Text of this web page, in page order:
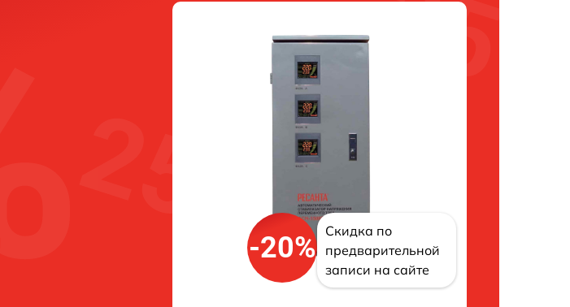
-20%
Скидка по
предварительной
записи на сайте